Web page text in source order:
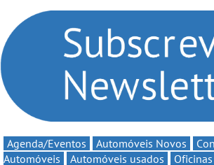
compromisso com o
automobilismo nacional
continua em 2026
Volta”
Agenda/Eventos Automóveis Novos
Automóveis
Automóveis usados